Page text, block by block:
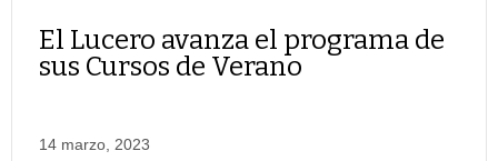
El Lucero avanza el programa de
sus Cursos de Verano
14 marzo, 2023